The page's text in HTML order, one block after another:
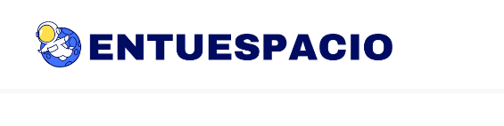
contenido